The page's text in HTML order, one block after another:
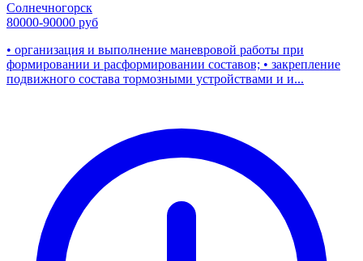
Солнечногорск
80000-90000 руб
• организация и выполнение маневровой работы при
формировании и расформировании составов; • закрепление
подвижного состава тормозными устройствами и и...